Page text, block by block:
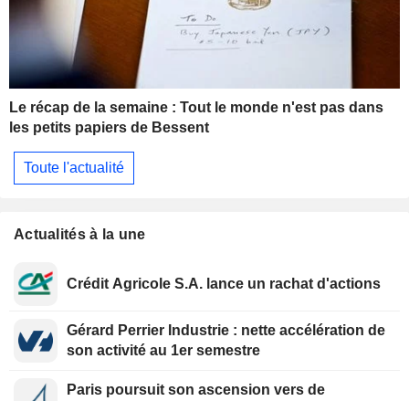
Le récap de la semaine : Tout le monde n'est pas dans
les petits papiers de Bessent
Toute l'actualité
Actualités à la une
Crédit Agricole S.A. lance un rachat d'actions
Gérard Perrier Industrie : nette accélération de
son activité au 1er semestre
Paris poursuit son ascension vers de